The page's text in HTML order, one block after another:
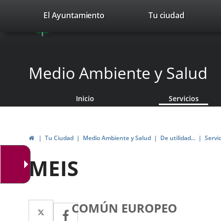
Portal
Web
Ayuntamiento
Valladolid
avaTop
valladolid.es
El Ayuntamiento Tu ciudad
Medio Ambiente y Salud
Inicio Servicios
InicioTu Ciudad Medio Ambiente y Salud De utilidad...
MEIS
Twitter
EnlaceFacebook
Enlace
Datos
Animal
Gato
Raza
COMÚN EUROPEO